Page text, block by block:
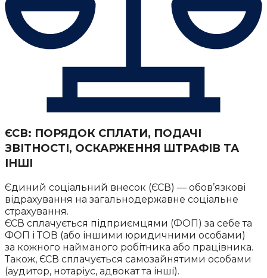
ЄСВ: ПОРЯДОК СПЛАТИ, ПОДАЧІ
ЗВІТНОСТІ, ОСКАРЖЕННЯ ШТРАФІВ ТА
ІНШІ
Єдиний соціальний внесок (ЄСВ) — обов’язкові
відрахування на загальнодержавне соціальне
страхування.
ЄСВ сплачується підприємцями (ФОП) за себе та
ФОП і ТОВ (або іншими юридичними особами)
за кожного найманого робітника або працівника.
Також, ЄСВ сплачується самозайнятими особами
(аудитор, нотаріус, адвокат та інші).